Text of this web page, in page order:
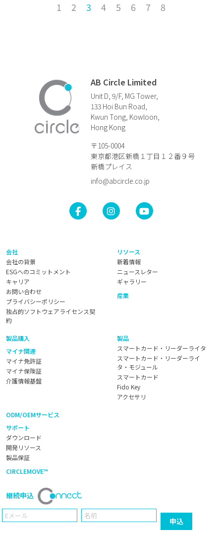
1 2 3 4 5 6 7 8
AB Circle Limited
Unit D, 9/F, MG Tower,
133 Hoi Bun Road,
Kwun Tong, Kowloon,
Hong Kong
〒105-0004
東京都港区新橋１丁目１２番９号
新橋プレイス
info@abcircle.co.jp
会社
会社の背景
ESGへのコミットメント
キャリア
お問い合わせ
プライバシーポリシー
独占的ソフトウェアライセンス契
約
リソース
新着情報
ニュースレター
ギャラリー
産業
製品購入
マイナ関連
マイナ免許証
マイナ保険証
介護情報基盤
製品
スマートカード・リーダーライタ
スマートカード・リーダーライ
タ・モジュール
スマートカード
Fido Key
アクセサリ
ODM/OEMサービス
サポート
ダウンロード
開発リソース
製品保証
CIRCLEMOVE™
継続申込
Email Name
申込